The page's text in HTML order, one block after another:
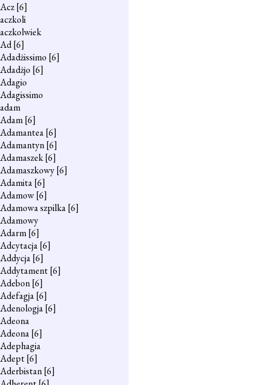
Acz[6]
aczkoli
aczkolwiek
Ad[6]
Adadżissimo [6]
Adadżjo [6]
Adagio
Adagissimo
adam
Adam[6]
Adamantea[6]
Adamantyn[6]
Adamaszek[6]
Adamaszkowy[6]
Adamita[6]
Adamow[6]
Adamowa szpilka[6]
Adamowy
Adarm[6]
Adcytacja[6]
Addycja[6]
Addytament[6]
Adebon[6]
Adefagja[6]
Adenologja[6]
Adeona
Adeona[6]
Adephagia
Adept[6]
Aderbistan[6]